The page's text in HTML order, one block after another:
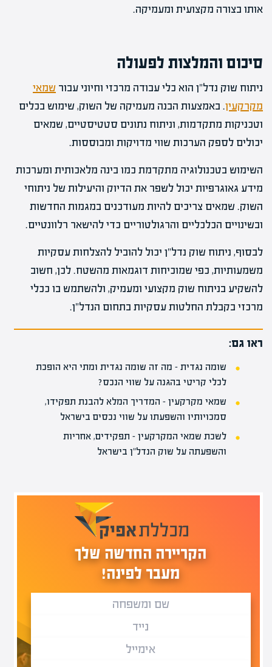
אותו בצורה מקצועית ומעמיקה.
סיכום והמלצות לפעולה
ניתוח שוק נדל"ן הוא כלי עבודה מרכזי וחיוני עבור שמאי
מקרקעין. באמצעות הבנה מעמיקה של השוק, שימוש בכלים
וטכניקות מתקדמות, וניתוח נתונים סטטיסטיים, שמאים
יכולים לספק הערכות שווי מדויקות ומבוססות.
השימוש בטכנולוגיה מתקדמת כמו בינה מלאכותית ומערכות
מידע גאוגרפיות יכול לשפר את הדיוק והיעילות של ניתוחי
השוק. שמאים צריכים להיות מעודכנים במגמות החדשות
ובשינויים הכלכליים והרגולטוריים כדי להישאר רלוונטיים.
לבסוף, ניתוח שוק נדל"ן יכול להוביל להצלחות עסקיות
משמעותיות, כפי שמוכיחות דוגמאות מהשטח. לכן, חשוב
להשקיע בניתוח שוק מקצועי ומעמיק, ולהשתמש בו ככלי
מרכזי בקבלת החלטות עסקיות בתחום הנדל"ן.
ראו גם:
שומה נגדית – מה זה שומה נגדית ומתי היא הופכת
לכלי קריטי בהגנה על שווי הנכס?
שמאי מקרקעין – המדריך המלא להבנת תפקידו,
סמכויותיו והשפעתו על שווי נכסים בישראל
לשכת שמאי המקרקעין – תפקידים, אחריות
והשפעתה על שוק הנדל"ן בישראל
הקריירה החדשה שלך
מעבר לפינה!